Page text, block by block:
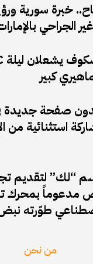
خبرة سورية
الجراحي
كبير
صفحة جديدة
استثنائية من
“لك” لتقديم
مدعوماً بمحرك
طوّرته
من نحن